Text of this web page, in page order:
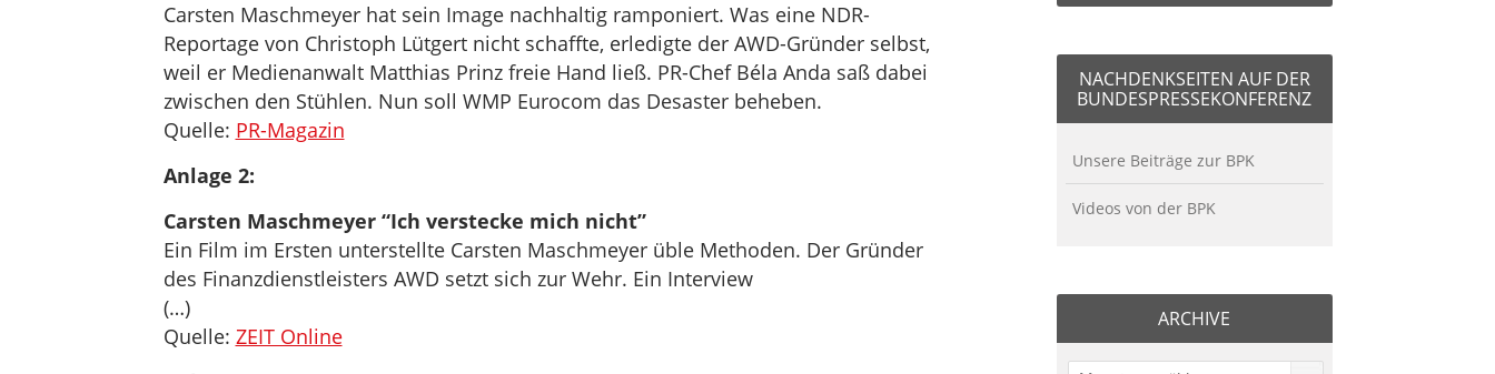
Carsten Maschmeyer hat sein Image nachhaltig ramponiert. Was eine NDR-
Reportage von Christoph Lütgert nicht schaffte, erledigte der AWD-Gründer selbst,
weil er Medienanwalt Matthias Prinz freie Hand ließ. PR-Chef Béla Anda saß dabei
zwischen den Stühlen. Nun soll WMP Eurocom das Desaster beheben.
Quelle: PR-Magazin
Anlage 2:
Carsten Maschmeyer “Ich verstecke mich nicht”
Ein Film im Ersten unterstellte Carsten Maschmeyer üble Methoden. Der Gründer
des Finanzdienstleisters AWD setzt sich zur Wehr. Ein Interview
(…)
Quelle: ZEIT Online
NACHDENKSEITEN AUF DER
BUNDESPRESSEKONFERENZ
Unsere Beiträge zur BPK
Videos von der BPK
ARCHIVE